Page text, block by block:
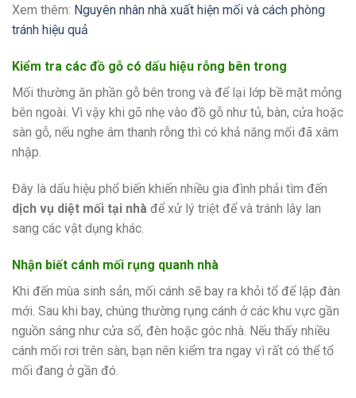
Xem thêm: Nguyên nhân nhà xuất hiện mối và cách phòng
tránh hiệu quả
Kiểm tra các đồ gỗ có dấu hiệu rỗng bên trong
Mối thường ăn phần gỗ bên trong và để lại lớp bề mặt mỏng
bên ngoài. Vì vậy khi gõ nhẹ vào đồ gỗ như tủ, bàn, cửa hoặc
sàn gỗ, nếu nghe âm thanh rỗng thì có khả năng mối đã xâm
nhập.
Đây là dấu hiệu phổ biến khiến nhiều gia đình phải tìm đến
dịch vụ diệt mối tại nhà để xử lý triệt để và tránh lây lan
sang các vật dụng khác.
Nhận biết cánh mối rụng quanh nhà
Khi đến mùa sinh sản, mối cánh sẽ bay ra khỏi tổ để lập đàn
mới. Sau khi bay, chúng thường rụng cánh ở các khu vực gần
nguồn sáng như cửa sổ, đèn hoặc góc nhà. Nếu thấy nhiều
cánh mối rơi trên sàn, bạn nên kiểm tra ngay vì rất có thể tổ
mối đang ở gần đó.